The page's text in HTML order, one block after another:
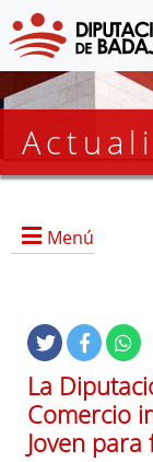
Menú
Lista
de
La
Comercio
Joven